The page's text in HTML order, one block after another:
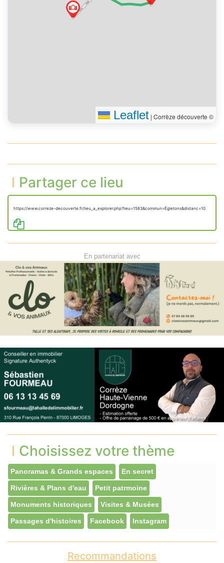
Leaflet | Corrèze découverte ©
Partager ce lieu
https://www.correze-decouverte.fr/lieu_a_explorer.php?lieu=1583&commun=Égletons&distanc=10
En partenariat avec
Choisissez votre thème
Panoramas & Grands espaces En secret
Rivières & Plans d'eau Petit patrmoine
Monuments historiques Visites & Musées
Passages d'histoires Facebook Instagram
Recommandations